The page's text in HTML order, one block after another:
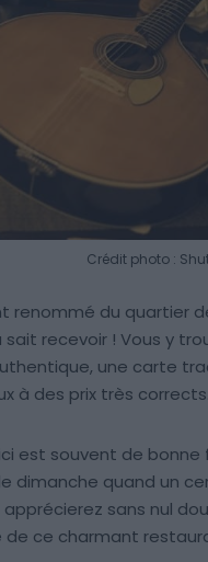
Crédit photo :
renommé du quartier
sait recevoir ! Vous y
une carte
à des prix très corrects.
est souvent de bonne
dimanche quand un
apprécierez sans nul
de ce charmant